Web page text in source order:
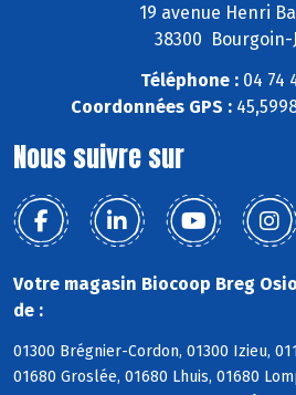
19 avenue Henri
38300 Bourgoin-
Téléphone : 04 74
Coordonnées GPS :
Nous suivre sur
Votre magasin Biocoop Breg
de :
01300 Brégnier-Cordon, 01300 Izieu,
01680 Groslée, 01680 Lhuis, 01680